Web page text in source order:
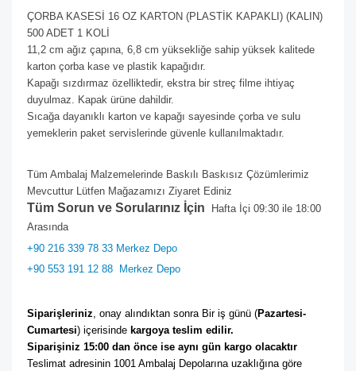
ÇORBA KASESİ 16 OZ KARTON (PLASTİK KAPAKLI) (KALIN)
500 ADET 1 KOLİ
11,2 cm ağız çapına, 6,8 cm yüksekliğe sahip yüksek kalitede
karton çorba kase ve plastik kapağıdır.
Kapağı sızdırmaz özelliktedir, ekstra bir streç filme ihtiyaç
duyulmaz. Kapak ürüne dahildir.
Sıcağa dayanıklı karton ve kapağı sayesinde çorba ve sulu
yemeklerin paket servislerinde güvenle kullanılmaktadır.
Tüm Ambalaj Malzemelerinde Baskılı Baskısız Çözümlerimiz
Mevcuttur Lütfen Mağazamızı Ziyaret Ediniz
Tüm Sorun ve Sorularınız İçin Hafta İçi 09:30 ile 18:00
Arasında
+90 216 339 78 33 Merkez Depo
+90 553 191 12 88 Merkez Depo
Siparişleriniz, onay alındıktan sonra Bir iş günü (Pazartesi-
Cumartesi) içerisinde kargoya teslim edilir.
Siparişiniz 15:00 dan önce ise aynı gün kargo olacaktır
Teslimat adresinin 1001 Ambalaj Depolarına uzaklığına göre